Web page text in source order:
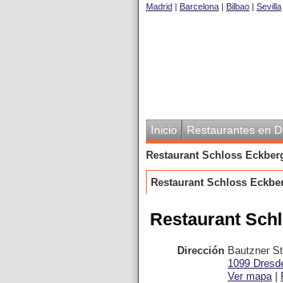
Madrid | Barcelona | Bilbao | Sevilla
Inicio Restaurantes en
Restaurant Schloss
Restaurant Schloss
Restaurant
Dirección Bautzner
1099
Ver mapa|